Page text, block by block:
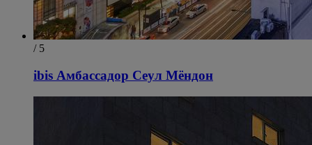
/ 5
ibis Амбассадор Сеул Мёндон